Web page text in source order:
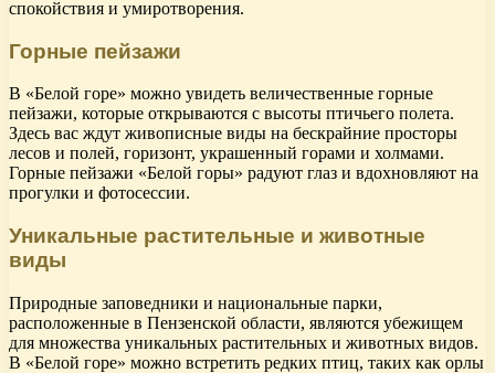
спокойствия и умиротворения.
Горные пейзажи
В «Белой горе» можно увидеть величественные горные
пейзажи, которые открываются с высоты птичьего полета.
Здесь вас ждут живописные виды на бескрайние просторы
лесов и полей, горизонт, украшенный горами и холмами.
Горные пейзажи «Белой горы» радуют глаз и вдохновляют на
прогулки и фотосессии.
Уникальные растительные и животные
виды
Природные заповедники и национальные парки,
расположенные в Пензенской области, являются убежищем
для множества уникальных растительных и животных видов.
В «Белой горе» можно встретить редких птиц, таких как орлы